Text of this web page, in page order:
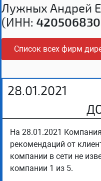
Лужных Андрей
(ИНН:
Список всех фирм
28.01.2021
На 28.01.2021
рекомендаций от
компании в сети не
компании 1 из 5.